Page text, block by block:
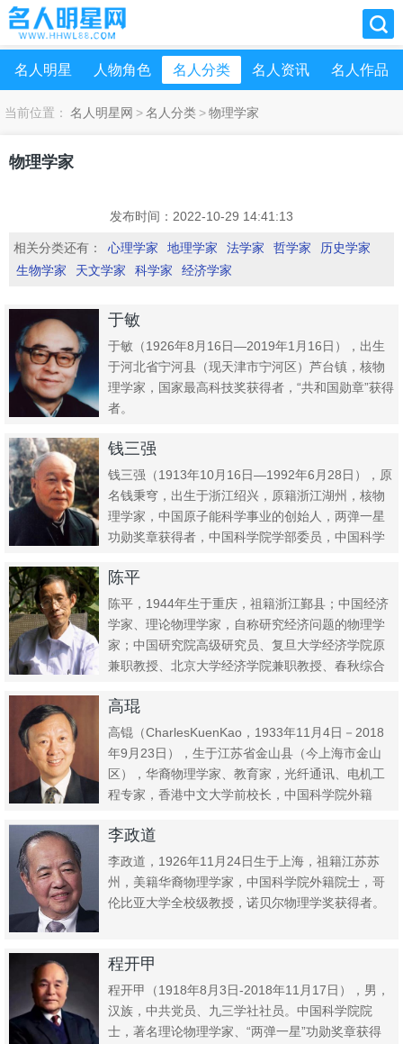
名人明星 人物角色 名人分类 名人资讯 名人作品
当前位置： 名人明星网 >名人分类 >物理学家
物理学家
发布时间：2022-10-29 14:41:13
相关分类还有： 心理学家 地理学家 法学家 哲学家
历史学家
生物学家
天文学家 科学家 经济学家
于敏
于敏（1926年8月16日—2019年1月16日），出生
于河北省宁河县（现天津市宁河区）芦台镇，核物
理学家，国家最高科技奖获得者，“共和国勋章”获得
者。
钱三强
钱三强（1913年10月16日—1992年6月28日），原
名钱秉穹，出生于浙江绍兴，原籍浙江湖州，核物
理学家，中国原子能科学事业的创始人，两弹一星
功勋奖章获得者，中国科学院学部委员，中国科学
陈平
陈平，1944年生于重庆，祖籍浙江鄞县；中国经济
学家、理论物理学家，自称研究经济问题的物理学
家；中国研究院高级研究员、复旦大学经济学院原
兼职教授、北京大学经济学院兼职教授、春秋综合
高琨
高锟（CharlesKuenKao，1933年11月4日－2018
年9月23日），生于江苏省金山县（今上海市金山
区），华裔物理学家、教育家，光纤通讯、电机工
程专家，香港中文大学前校长，中国科学院外籍
李政道
李政道，1926年11月24日生于上海，祖籍江苏苏
州，美籍华裔物理学家，中国科学院外籍院士，哥
伦比亚大学全校级教授，诺贝尔物理学奖获得者。
程开甲
程开甲（1918年8月3日-2018年11月17日），男，
汉族，中共党员、九三学社社员。中国科学院院
士，著名理论物理学家、“两弹一星”功勋奖章获得